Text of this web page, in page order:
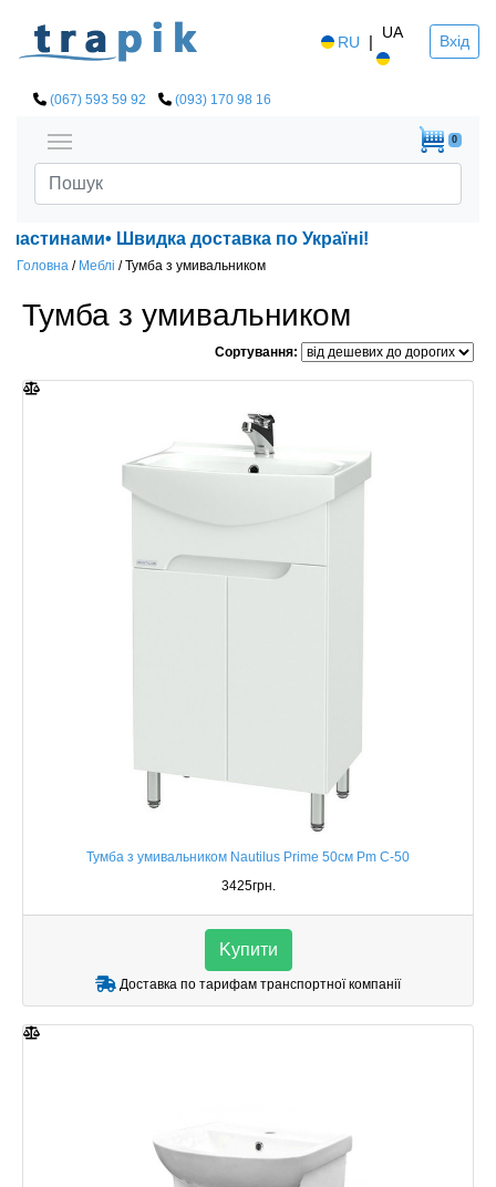
RU | UA Вхід
(067) 593 59 92 (093) 170 98 16
0
Швидка доставка по Україні!
Головна / Меблі /Тумба з умивальником
Тумба з умивальником
Сортування:
Тумба з умивальником Nautilus Prime 50см Pm C-50
3425грн.
Kупити
Доставка по тарифам транспортної компанії